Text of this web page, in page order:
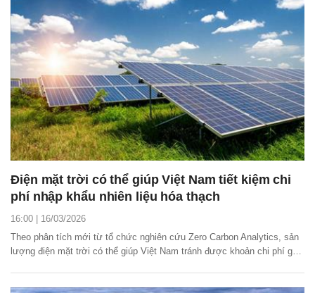
Điện mặt trời có thể giúp Việt Nam tiết kiệm chi
phí nhập khẩu nhiên liệu hóa thạch
16:00 | 16/03/2026
Theo phân tích mới từ tổ chức nghiên cứu Zero Carbon Analytics, sản
lượng điện mặt trời có thể giúp Việt Nam tránh được khoản chi phí gần